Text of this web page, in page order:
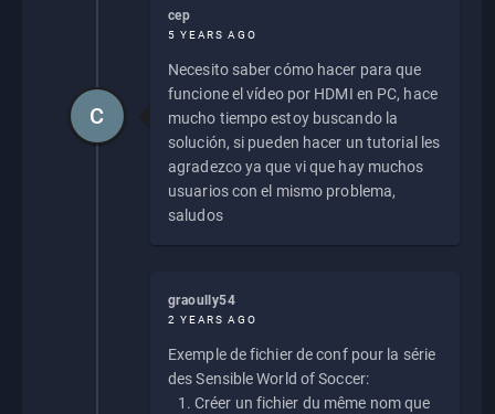
cep
5 YEARS AGO
Necesito saber cómo hacer para que
funcione el vídeo por HDMI en PC, hace
mucho tiempo estoy buscando la
solución, si pueden hacer un tutorial les
agradezco ya que vi que hay muchos
usuarios con el mismo problema,
saludos
C
graoully54
2 YEARS AGO
Exemple de fichier de conf pour la série
des Sensible World of Soccer:
Créer un fichier du même nom que